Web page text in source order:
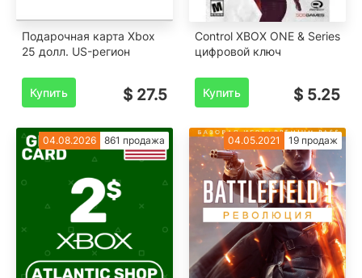
Подарочная карта Xbox
25 долл. US-регион
Купить $ 27.5
Control XBOX ONE & Series
цифровой ключ
Купить $ 5.25
04.08.2026 861 продажа 04.05.2021 19 продаж